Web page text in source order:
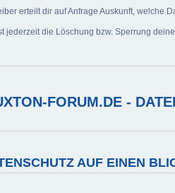
erteilt dir auf Anfrage Auskunft, welche
jederzeit die Löschung bzw. Sperrung
FORUM.DE -
AUF EINEN